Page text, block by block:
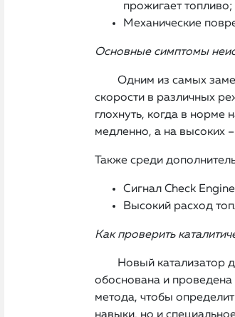
прожигает топливо;
Механические
Основные симптомы
Одним из самых
скорости в различных
глохнуть, когда в норме
медленно, а на высоких
Также среди
Сигнал Check
Высокий расход
Как проверить
Новый катализатор
обоснована и
метода, чтобы